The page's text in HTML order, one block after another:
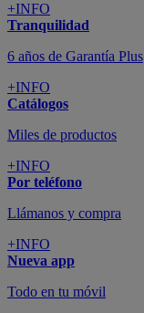
+INFO
Tranquilidad
6 años de Garantía Plus
+INFO
Catálogos
Miles de productos
+INFO
Por teléfono
Llámanos y compra
+INFO
Nueva app
Todo en tu móvil